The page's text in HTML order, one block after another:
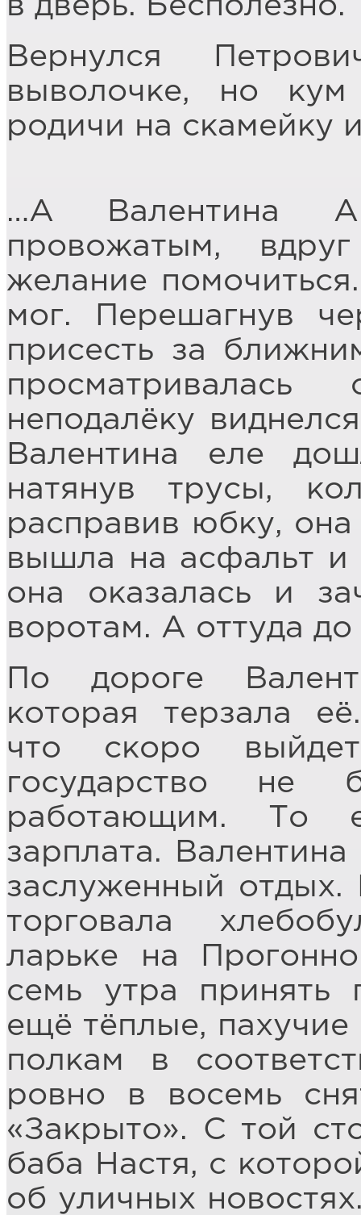
в дверь. Бесполезно.
Вернулся
выволочке, но
родичи на скамейку
…А Валентина
провожатым,
желание
мог. Перешагнув
присесть за
неподалёку
Валентина еле
натянув трусы,
расправив юбку, она
вышла на асфальт и
она оказалась и
воротам. А оттуда
По дороге
которая терзала
что скоро
государство не
работающим. То
зарплата.
заслуженный отдых.
торговала
ларьке на
семь утра принять
ещё тёплые, пахучие
полкам в
ровно в восемь
«Закрыто». С той
баба Настя, с
об уличных